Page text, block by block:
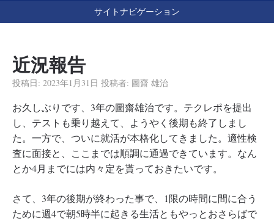
サイトナビゲーション
近況報告
投稿日: 2023年1月31日 投稿者: 圖齋 雄治
お久しぶりです、3年の圖齋雄治です。テクレポを提出
し、テストも乗り越えて、ようやく後期も終了しまし
た。一方で、ついに就活が本格化してきました。適性検
査に面接と、ここまでは順調に通過できています。なん
とか4月までには内々定を貰っておきたいです。
さて、3年の後期が終わった事で、1限の時間に間に合う
ために週4で朝5時半に起きる生活ともやっとおさらばで